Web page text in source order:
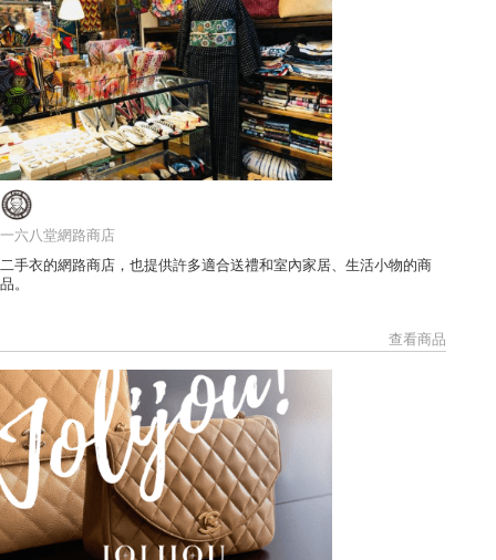
一六八堂網路商店
二手衣的網路商店，也提供許多適合送禮和室內家居、生活小物的商
品。
查看商品